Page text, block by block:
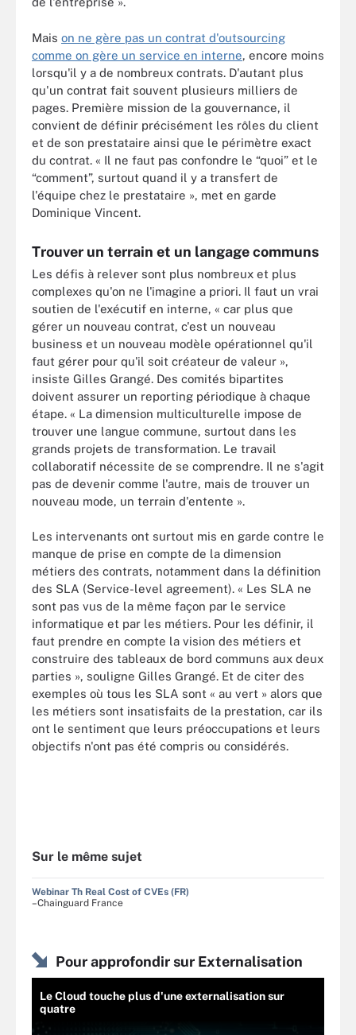
Mais on ne gère pas un contrat d'outsourcing
comme on gère un service en interne, encore moins
lorsqu'il y a de nombreux contrats. D'autant plus
qu'un contrat fait souvent plusieurs milliers de
pages. Première mission de la gouvernance, il
convient de définir précisément les rôles du client
et de son prestataire ainsi que le périmètre exact
du contrat. « Il ne faut pas confondre le “quoi” et le
“comment”, surtout quand il y a transfert de
l'équipe chez le prestataire », met en garde
Dominique Vincent.
Trouver un terrain et un langage communs
Les défis à relever sont plus nombreux et plus
complexes qu'on ne l'imagine a priori. Il faut un vrai
soutien de l'exécutif en interne, « car plus que
gérer un nouveau contrat, c'est un nouveau
business et un nouveau modèle opérationnel qu'il
faut gérer pour qu'il soit créateur de valeur »,
insiste Gilles Grangé. Des comités bipartites
doivent assurer un reporting périodique à chaque
étape. « La dimension multiculturelle impose de
trouver une langue commune, surtout dans les
grands projets de transformation. Le travail
collaboratif nécessite de se comprendre. Il ne s'agit
pas de devenir comme l'autre, mais de trouver un
nouveau mode, un terrain d'entente ».
Les intervenants ont surtout mis en garde contre le
manque de prise en compte de la dimension
métiers des contrats, notamment dans la définition
des SLA (Service-level agreement). « Les SLA ne
sont pas vus de la même façon par le service
informatique et par les métiers. Pour les définir, il
faut prendre en compte la vision des métiers et
construire des tableaux de bord communs aux deux
parties », souligne Gilles Grangé. Et de citer des
exemples où tous les SLA sont « au vert » alors que
les métiers sont insatisfaits de la prestation, car ils
ont le sentiment que leurs préoccupations et leurs
objectifs n'ont pas été compris ou considérés.
Sur le même sujet
Webinar Th Real Cost of CVEs (FR)
–Chainguard France
Pour approfondir sur Externalisation
Le Cloud touche plus d'une externalisation sur
quatre